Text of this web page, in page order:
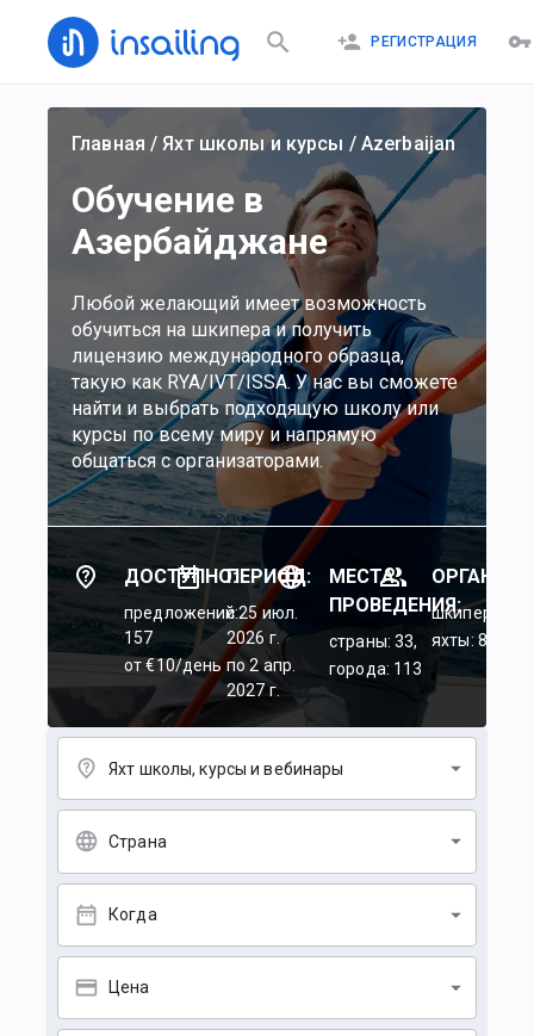
РЕГИСТРАЦИЯ
Главная /Яхт школы и курсы / Azerbaijan
Обучение в
Азербайджане
Любой желающий имеет возможность
обучиться на шкипера и получить
лицензию международного образца,
такую как RYA/IVT/ISSA. У нас вы сможете
найти и выбрать подходящую школу или
курсы по всему миру и напрямую
общаться с организаторами.
ДОСТУПНО:
предложений:
157
от €10/день
ПЕРИОД:
c 25 июл.
2026 г.
по 2 апр.
2027 г.
МЕСТА
ПРОВЕДЕНИЯ:
страны: 33,
города: 113
шкиперы: 45,
яхты: 84
Яхт школы, курсы и вебинары
Страна
Когда
Цена